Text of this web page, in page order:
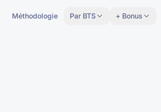
Méthodologie Par BTS + Bonus